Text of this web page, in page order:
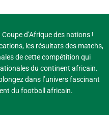
d’Afrique des nations !
les résultats des matchs,
de cette compétition qui
du continent africain.
dans l’univers fascinant
du football africain.